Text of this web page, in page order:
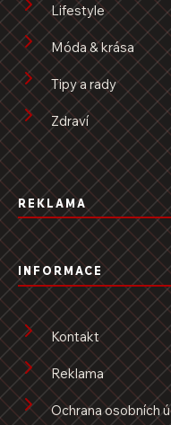
Lifestyle
Móda & krása
Tipy a rady
Zdraví
REKLAMA
INFORMACE
Kontakt
Reklama
Ochrana osobních